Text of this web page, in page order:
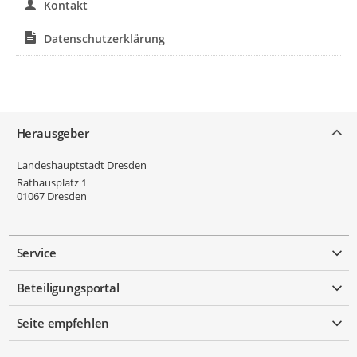
Kontakt
Datenschutzerklärung
Herausgeber
Landeshauptstadt Dresden
Rathausplatz 1
01067 Dresden
Service
Beteiligungsportal
Seite empfehlen